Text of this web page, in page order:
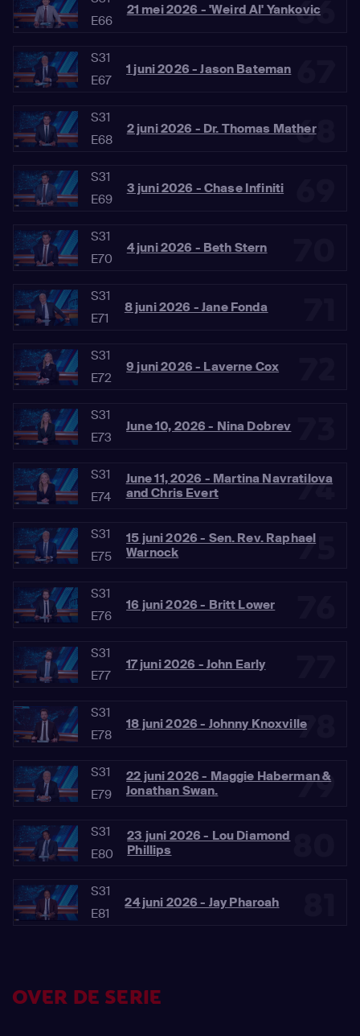
66
E66
21 mei 2026 - 'Weird Al' Yankovic
S31
E67
1 juni 2026 - Jason Bateman
68
S31
E68
2 juni 2026 - Dr. Thomas Mather
S31
E69
3 juni 2026 - Chase Infiniti
S31
E70
4 juni 2026 - Beth Stern
S31
E71
8 juni 2026 - Jane Fonda
S31
E72
9 juni 2026 - Laverne Cox
S31
E73
June 10, 2026 - Nina Dobrev
74
S31
E74
June 11, 2026 - Martina Navratilova
and Chris Evert
75
S31
E75
15 juni 2026 - Sen. Rev. Raphael
Warnock
S31
E76
16 juni 2026 - Britt Lower
S31
E77
17 juni 2026 - John Early
78
S31
E78
18 juni 2026 - Johnny Knoxville
79
S31
E79
22 juni 2026 - Maggie Haberman &
Jonathan Swan.
S31
E80
23 juni 2026 - Lou Diamond
Phillips
S31
E81
24 juni 2026 - Jay Pharoah
OVER DE SERIE